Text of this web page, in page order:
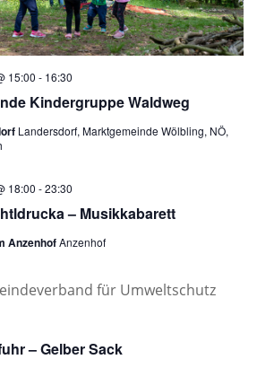
Kindergruppe Waldweg
15:00 - 16:30
Landersdorf, Marktgemeinde Wölbling, NÖ,
– Musikkabarett
18:00 -23:30
AnzenhofAnzenhof
– Gelber Sack